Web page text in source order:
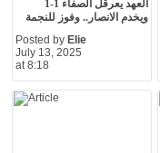
العهد يعرقل الصفاء 1-1
ويخدم الانصار.. وفوز للنجمة
Posted by Elie
July 13, 2025
at 8:18